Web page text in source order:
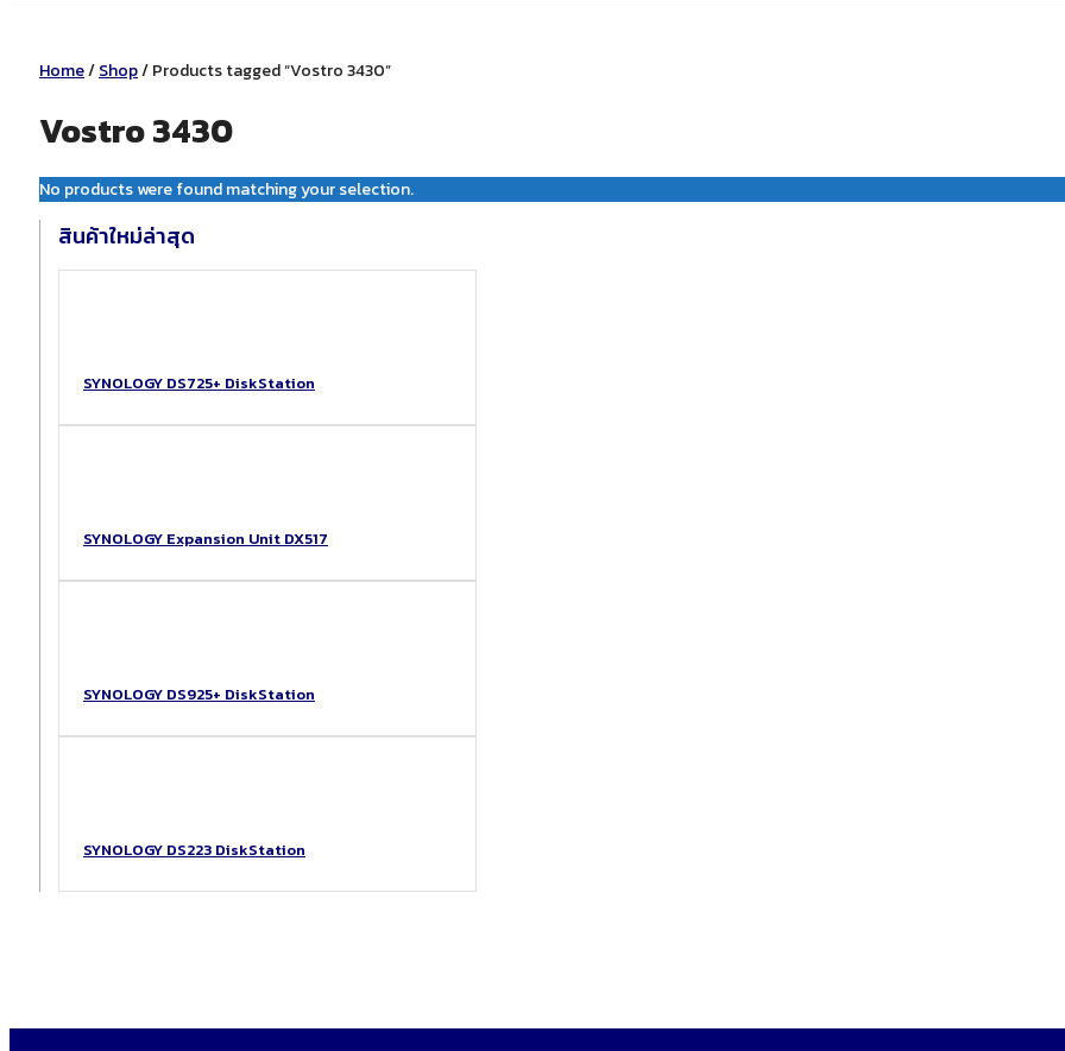
Home/Shop/ Products tagged “Vostro 3430”
Vostro 3430
No products were found matching your selection.
สินค้าใหม่ล่าสุด
SYNOLOGY DS725+ DiskStation
SYNOLOGY Expansion Unit DX517
SYNOLOGY DS925+ DiskStation
SYNOLOGY DS223 DiskStation